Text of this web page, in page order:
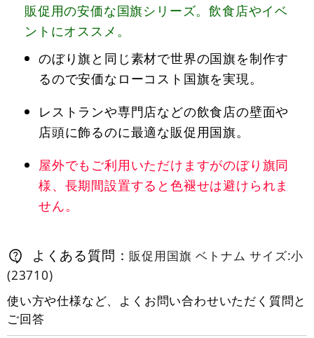
販促用の安価な国旗シリーズ。飲食店やイベ
ントにオススメ。
のぼり旗と同じ素材で世界の国旗を制作す
るので安価なローコスト国旗を実現。
レストランや専門店などの飲食店の壁面や
店頭に飾るのに最適な販促用国旗。
屋外でもご利用いただけますがのぼり旗同
様、長期間設置すると色褪せは避けられま
せん。
よくある質問： 販促用国旗 ベトナム サイズ:小
(23710)
使い方や仕様など、よくお問い合わせいただく質問と
ご回答